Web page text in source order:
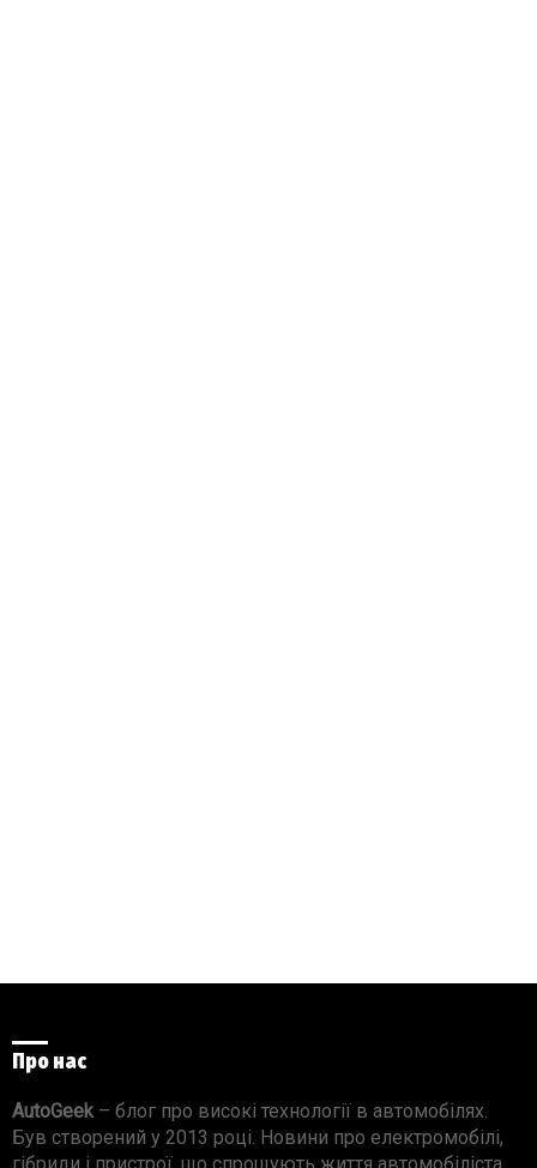
Про нас
AutoGeek– блог про високі технології в автомобілях.
Був створений у 2013 році. Новини про електромобілі,